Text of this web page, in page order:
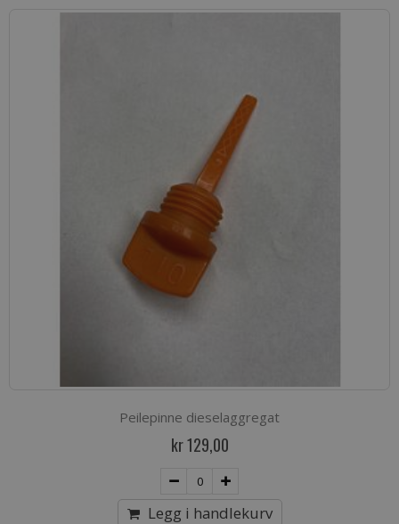
Peilepinne dieselaggregat
kr 129,00
Legg i handlekurv